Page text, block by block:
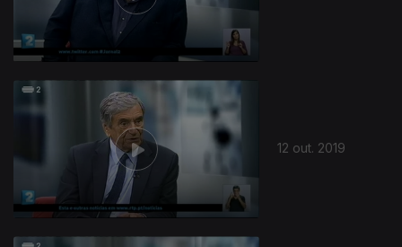
12 out. 2019